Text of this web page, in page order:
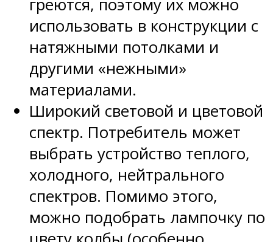
греются, поэтому их можно
использовать в конструкции с
натяжными потолками и
другими «нежными»
материалами.
Широкий световой и цветовой
спектр. Потребитель может
выбрать устройство теплого,
холодного, нейтрального
спектров. Помимо этого,
можно подобрать лампочку по